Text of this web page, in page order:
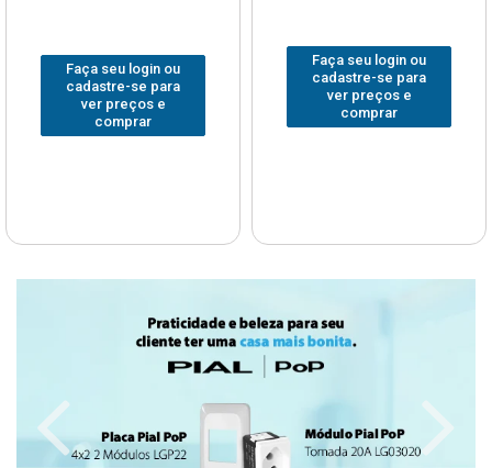
Faça seu login ou
cadastre-se para
ver preços e
comprar
Faça seu login ou
cadastre-se para
ver preços e
comprar